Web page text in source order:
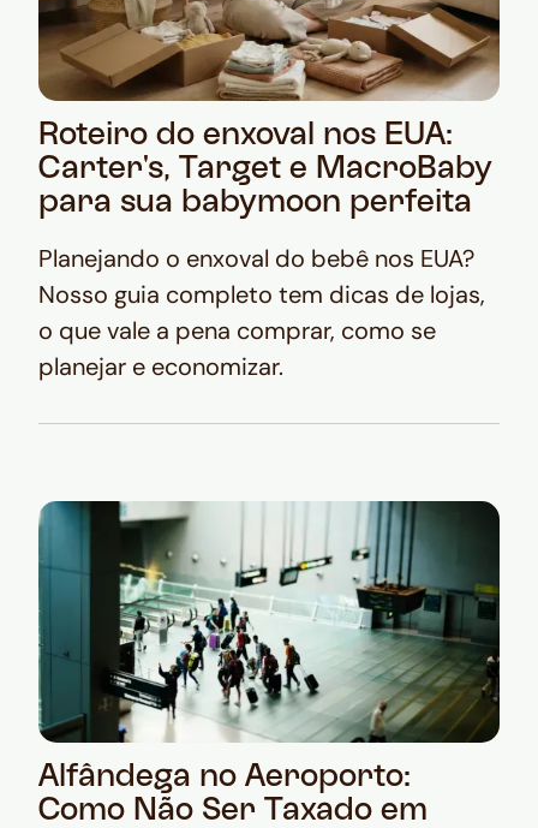
Roteiro do enxoval nos EUA:
Carter's, Target e MacroBaby
para sua babymoon perfeita
Planejando o enxoval do bebê nos EUA?
Nosso guia completo tem dicas de lojas,
o que vale a pena comprar, como se
planejar e economizar.
Alfândega no Aeroporto:
Como Não Ser Taxado em